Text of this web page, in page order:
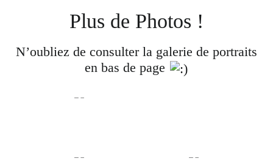
Plus de Photos !
N’oubliez de consulter la galerie de portraits
en bas de page